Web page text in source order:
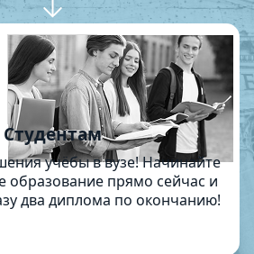
Студентам
учёбы в вузе! Начинайте
образование прямо сейчас и
два диплома по окончанию!